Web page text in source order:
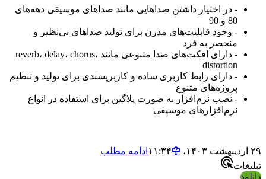
- در اختیار داشتن صداهایی مانند صداهای موسیقی دهه‌های
80 و 90
- وجود قابلیت‌های مدرن برای تولید صداهای بی‌نظیر و
منحصر به فرد
- دارای افکت‌های صدا متنوعی مانند reverb، delay، chorus،
distortion
- دارای رابط کاربری ساده و کاربرپسندی برای تولید و تنظیم
پروژه‌های متنوع
- نصب نرم‌افزار به صورت پلاگین برای استفاده در انواع
نرم‌افزارهای موسیقی
۲۹ اردیبهشت ۱۴۰۳،‏ ۱۱:۳۴
ادامه مطلب
تبلیغات
دانلود